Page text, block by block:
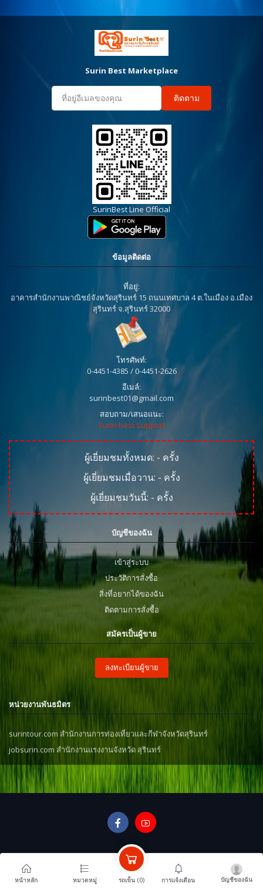
Surin Best Marketplace
ติดตาม
SurinBest Line Official
ข้อมูลติดต่อ
ที่อยู่:
อาคารสำนักงานพาณิชย์จังหวัดสุรินทร์ 15 ถนนเทศบาล 4 ต.ในเมือง อ.เมือง
สุรินทร์ จ.สุรินทร์ 32000
โทรศัพท์:
0-4451-4385 / 0-4451-2626
อีเมล์:
surinbest01@gmail.com
สอบถาม/เสนอแนะ:
Surin best Support
ผู้เยี่ยมชมทั้งหมด: - ครั้ง
ผู้เยี่ยมชมเมื่อวาน: - ครั้ง
ผู้เยี่ยมชมวันนี้: - ครั้ง
บัญชีของฉัน
เข้าสู่ระบบ
ประวัติการสั่งซื้อ
สิ่งที่อยากได้ของฉัน
ติดตามการสั่งซื้อ
สมัครเป็นผู้ขาย
ลงทะเบียนผู้ขาย
หน่วยงานพันธมิตร
surintour.com สำนักงานการท่องเที่ยวและกีฬาจังหวัดสุรินทร์
jobsurin.com สำนักงานแรงงานจังหวัด สุรินทร์
หน้าหลัก หมวดหมู่ รถเข็น (0) การแจ้งเตือน บัญชีของฉัน